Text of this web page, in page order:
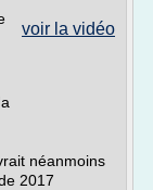
voir la vidéo
néanmoins
2017